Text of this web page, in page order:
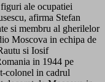
ale ocupatiei
afirma Stefan
si membru al gherilelor
Moscova in echipa de
si Iosif
in 1944 pe
colonel in cadrul